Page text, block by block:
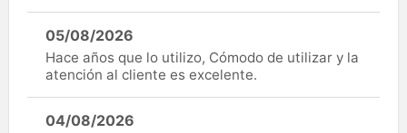
05/08/2026
Hace años que lo utilizo, Cómodo de utilizar y la
atención al cliente es excelente.
04/08/2026